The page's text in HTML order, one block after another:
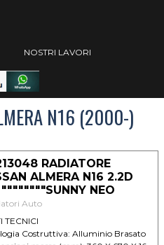
Salta menù
NOSTRI LAVORI
N16 (2000-)
RADIATORE
ALMERA N16 2.2D
NEO
Auto
TECNICI
Costruttiva: Alluminio Brasato